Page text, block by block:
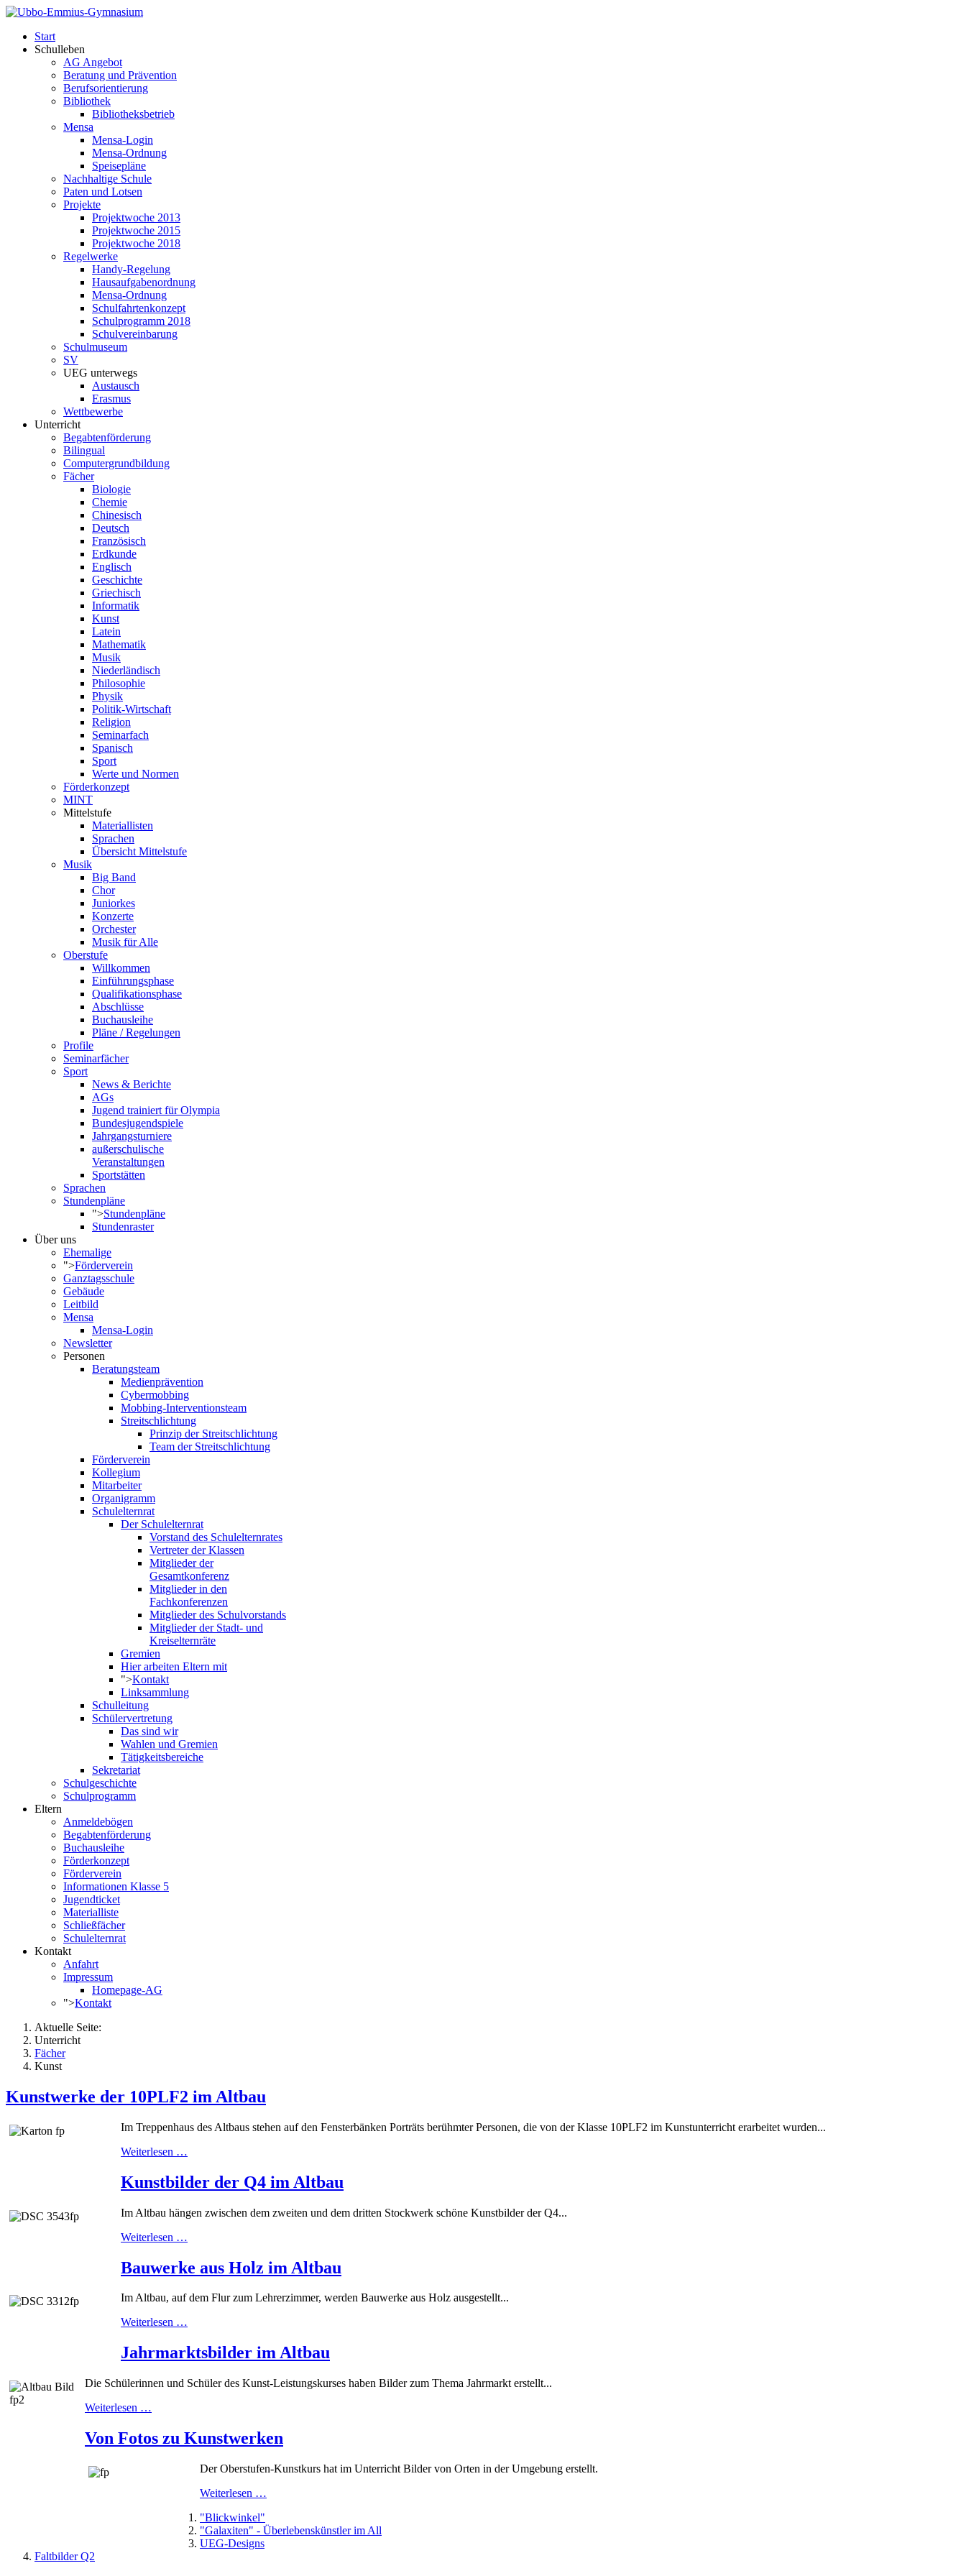
Start
Schulleben
AG Angebot
Beratung und Prävention
Berufsorientierung
Bibliothek
Bibliotheksbetrieb
Mensa
Mensa-Login
Mensa-Ordnung
Speisepläne
Nachhaltige Schule
Paten und Lotsen
Projekte
Projektwoche 2013
Projektwoche 2015
Projektwoche 2018
Regelwerke
Handy-Regelung
Hausaufgabenordnung
Mensa-Ordnung
Schulfahrtenkonzept
Schulprogramm 2018
Schulvereinbarung
Schulmuseum
SV
UEG unterwegs
Austausch
Erasmus
Wettbewerbe
Unterricht
Begabtenförderung
Bilingual
Computergrundbildung
Fächer
Biologie
Chemie
Chinesisch
Deutsch
Französisch
Erdkunde
Englisch
Geschichte
Griechisch
Informatik
Kunst
Latein
Mathematik
Musik
Niederländisch
Philosophie
Physik
Politik-Wirtschaft
Religion
Seminarfach
Spanisch
Sport
Werte und Normen
Förderkonzept
MINT
Mittelstufe
Materiallisten
Sprachen
Übersicht Mittelstufe
Musik
Big Band
Chor
Juniorkes
Konzerte
Orchester
Musik für Alle
Oberstufe
Willkommen
Einführungsphase
Qualifikationsphase
Abschlüsse
Buchausleihe
Pläne / Regelungen
Profile
Seminarfächer
Sport
News & Berichte
AGs
Jugend trainiert für Olympia
Bundesjugendspiele
Jahrgangsturniere
außerschulische
Veranstaltungen
Sportstätten
Sprachen
Stundenpläne
">Stundenpläne
Stundenraster
Über uns
Ehemalige
">Förderverein
Ganztagsschule
Gebäude
Leitbild
Mensa
Mensa-Login
Newsletter
Personen
Beratungsteam
Medienprävention
Cybermobbing
Mobbing-Interventionsteam
Streitschlichtung
Prinzip der Streitschlichtung
Team der Streitschlichtung
Förderverein
Kollegium
Mitarbeiter
Organigramm
Schulelternrat
Der Schulelternrat
Vorstand des Schulelternrates
Vertreter der Klassen
Mitglieder der
Gesamtkonferenz
Mitglieder in den
Fachkonferenzen
Mitglieder des Schulvorstands
Mitglieder der Stadt- und
Kreiselternräte
Gremien
Hier arbeiten Eltern mit
">Kontakt
Linksammlung
Schulleitung
Schülervertretung
Das sind wir
Wahlen und Gremien
Tätigkeitsbereiche
Sekretariat
Schulgeschichte
Schulprogramm
Eltern
Anmeldebögen
Begabtenförderung
Buchausleihe
Förderkonzept
Förderverein
Informationen Klasse 5
Jugendticket
Materialliste
Schließfächer
Schulelternrat
Kontakt
Anfahrt
Impressum
Homepage-AG
">Kontakt
Aktuelle Seite:
Unterricht
Fächer
Kunst
Kunstwerke der 10PLF2 im Altbau
Im Treppenhaus des Altbaus stehen auf den Fensterbänken Porträts berühmter Personen, die von der Klasse 10PLF2 im Kunstunterricht erarbeitet wurden...
Weiterlesen …
Kunstbilder der Q4 im Altbau
Im Altbau hängen zwischen dem zweiten und dem dritten Stockwerk schöne Kunstbilder der Q4...
Weiterlesen …
Bauwerke aus Holz im Altbau
Im Altbau, auf dem Flur zum Lehrerzimmer, werden Bauwerke aus Holz ausgestellt...
Weiterlesen …
Jahrmarktsbilder im Altbau
Die Schülerinnen und Schüler des Kunst-Leistungskurses haben Bilder zum Thema Jahrmarkt erstellt...
Weiterlesen …
Von Fotos zu Kunstwerken
Der Oberstufen-Kunstkurs hat im Unterricht Bilder von Orten in der Umgebung erstellt.
Weiterlesen …
"Blickwinkel"
"Galaxiten" - Überlebenskünstler im All
UEG-Designs
Faltbilder Q2